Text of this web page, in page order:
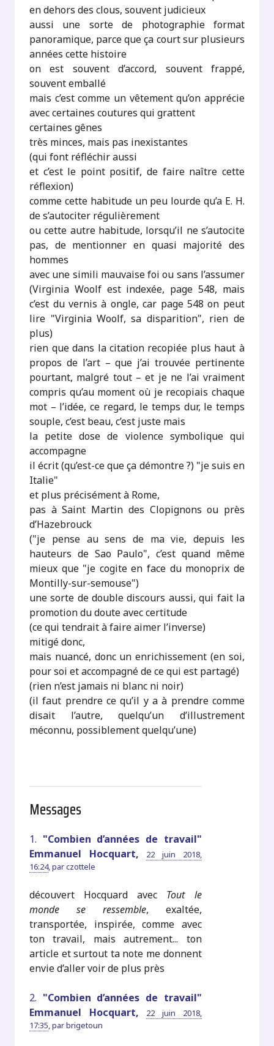
en dehors des clous, souvent judicieux
aussi une sorte de photographie format
panoramique, parce que ça court sur plusieurs
années cette histoire
on est souvent d’accord, souvent frappé,
souvent emballé
mais c’est comme un vêtement qu’on apprécie
avec certaines coutures qui grattent
certaines gênes
très minces, mais pas inexistantes
(qui font réfléchir aussi
et c’est le point positif, de faire naître cette
réflexion)
comme cette habitude un peu lourde qu’a E. H.
de s’autociter régulièrement
ou cette autre habitude, lorsqu’il ne s’autocite
pas, de mentionner en quasi majorité des
hommes
avec une simili mauvaise foi ou sans l’assumer
(Virginia Woolf est indexée, page 548, mais
c’est du vernis à ongle, car page 548 on peut
lire "Virginia Woolf, sa disparition", rien de
plus)
rien que dans la citation recopiée plus haut à
propos de l’art – que j’ai trouvée pertinente
pourtant, malgré tout – et je ne l’ai vraiment
compris qu’au moment où je recopiais chaque
mot – l’idée, ce regard, le temps dur, le temps
souple, c’est beau, c’est juste mais
la petite dose de violence symbolique qui
accompagne
il écrit (qu’est-ce que ça démontre ?) "je suis en
Italie"
et plus précisément à Rome,
pas à Saint Martin des Clopignons ou près
d’Hazebrouck
("je pense au sens de ma vie, depuis les
hauteurs de Sao Paulo", c’est quand même
mieux que "je cogite en face du monoprix de
Montilly-sur-semouse")
une sorte de double discours aussi, qui fait la
promotion du doute avec certitude
(ce qui tendrait à faire aimer l’inverse)
mitigé donc,
mais nuancé, donc un enrichissement (en soi,
pour soi et accompagné de ce qui est partagé)
(rien n’est jamais ni blanc ni noir)
(il faut prendre ce qu’il y a à prendre comme
disait l’autre, quelqu’un d’illustrement
méconnu, possiblement quelqu’une)
Messages
1. "Combien d’années de travail"
Emmanuel Hocquart,
22 juin 2018,
16:24,parczottele
découvert Hocquard avec Tout le
monde se ressemble, exaltée,
transportée, inspirée, comme avec
ton travail, mais autrement... ton
article et surtout ta note me donnent
envie d’aller voir de plus près
2. "Combien d’années de travail"
Emmanuel Hocquart,
22 juin 2018,
17:35,parbrigetoun